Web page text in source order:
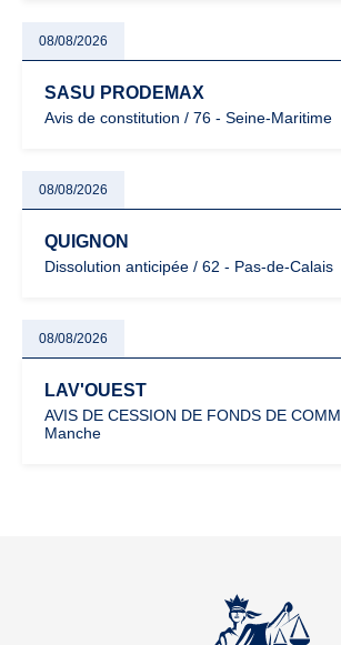
08/08/2026
SASU PRODEMAX
Avis de constitution / 76 - Seine-Maritime
08/08/2026
QUIGNON
Dissolution anticipée / 62 - Pas-de-Calais
08/08/2026
LAV'OUEST
AVIS DE CESSION DE FONDS DE
Manche